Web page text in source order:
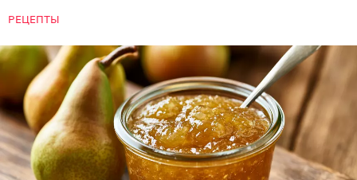
РЕЦЕПТЫ